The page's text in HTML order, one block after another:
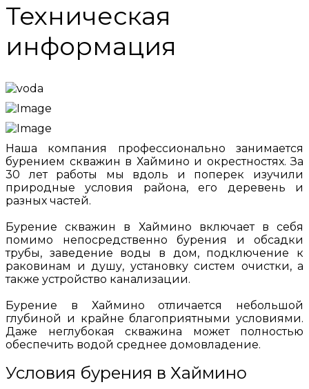
Техническая
информация
Наша компания профессионально занимается
бурением скважин в Хаймино и окрестностях. За
30 лет работы мы вдоль и поперек изучили
природные условия района, его деревень и
разных частей.
Бурение скважин в Хаймино включает в себя
помимо непосредственно бурения и обсадки
трубы, заведение воды в дом, подключение к
раковинам и душу, установку систем очистки, а
также устройство канализации.
Бурение в Хаймино отличается небольшой
глубиной и крайне благоприятными условиями.
Даже неглубокая скважина может полностью
обеспечить водой среднее домовладение.
Условия бурения в Хаймино